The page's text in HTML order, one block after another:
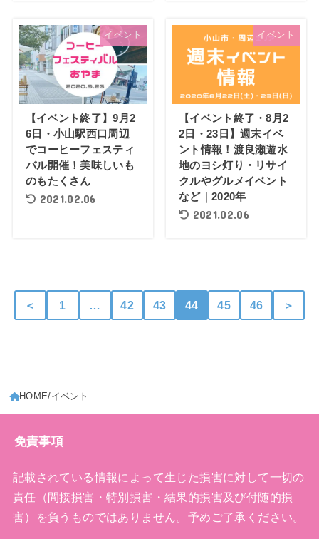
イベント
【イベント終了】9月2
6日・小山駅西口周辺
でコーヒーフェスティ
バル開催！美味しいも
のもたくさん
2021.02.06
イベント
【イベント終了・8月2
2日・23日】週末イベ
ント情報！渡良瀬遊水
地のヨシ灯り・リサイ
クルやグルメイベント
など｜2020年
2021.02.06
＜ 1 … 42 43 44 45 46 ＞
HOME イベント
免責事項
記載されている情報によって生じた損害に対して一切の
責任（間接損害・特別損害・結果的損害及び付随的損
害）を負うものではありません。予めご了承ください。